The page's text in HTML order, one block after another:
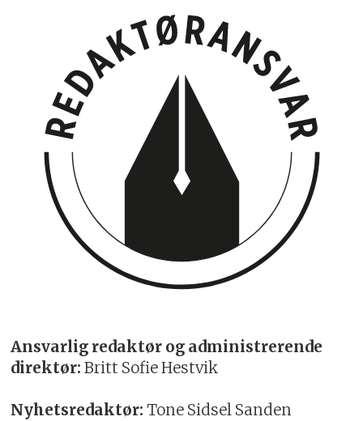
Ansvarlig redaktør og administrerende
direktør: Britt Sofie Hestvik
Nyhetsredaktør: Tone Sidsel Sanden